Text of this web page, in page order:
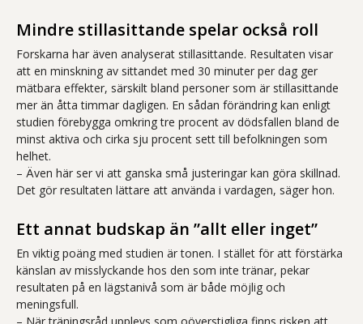
Mindre stillasittande spelar också roll
Forskarna har även analyserat stillasittande. Resultaten visar
att en minskning av sittandet med 30 minuter per dag ger
mätbara effekter, särskilt bland personer som är stillasittande
mer än åtta timmar dagligen. En sådan förändring kan enligt
studien förebygga omkring tre procent av dödsfallen bland de
minst aktiva och cirka sju procent sett till befolkningen som
helhet.
– Även här ser vi att ganska små justeringar kan göra skillnad.
Det gör resultaten lättare att använda i vardagen, säger hon.
Ett annat budskap än ”allt eller inget”
En viktig poäng med studien är tonen. I stället för att förstärka
känslan av misslyckande hos den som inte tränar, pekar
resultaten på en lägstanivå som är både möjlig och
meningsfull.